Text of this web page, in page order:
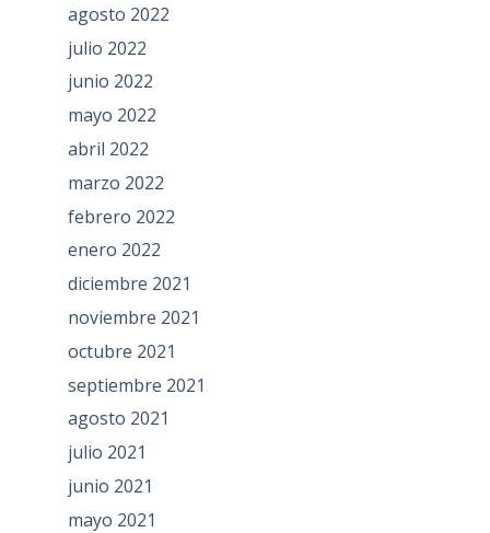
agosto 2022
julio 2022
junio 2022
mayo 2022
abril 2022
marzo 2022
febrero 2022
enero 2022
diciembre 2021
noviembre 2021
octubre 2021
septiembre 2021
agosto 2021
julio 2021
junio 2021
mayo 2021